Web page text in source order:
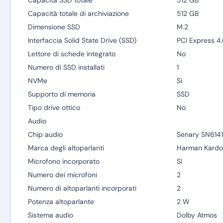
Capacità totale di archiviazione
512 GB
Dimensione SSD
M.2
Interfaccia Solid State Drive (SSD)
PCI Express
Lettore di schede integrato
No
Numero di SSD installati
1
NVMe
Sì
Supporto di memoria
SSD
Tipo drive ottico
No
Audio
Chip audio
Senary SN6141
Marca degli altoparlanti
Harman
Microfono incorporato
Sì
Numero dei microfoni
2
Numero di altoparlanti incorporati
2
Potenza altoparlante
2 W
Sistema audio
Dolby Atmos